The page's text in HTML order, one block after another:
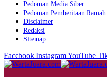
Pedoman Media Siber
Pedoman Pemberitaan
Disclaimer
Redaksi
Sitemap
Facebook InstagramYouTube